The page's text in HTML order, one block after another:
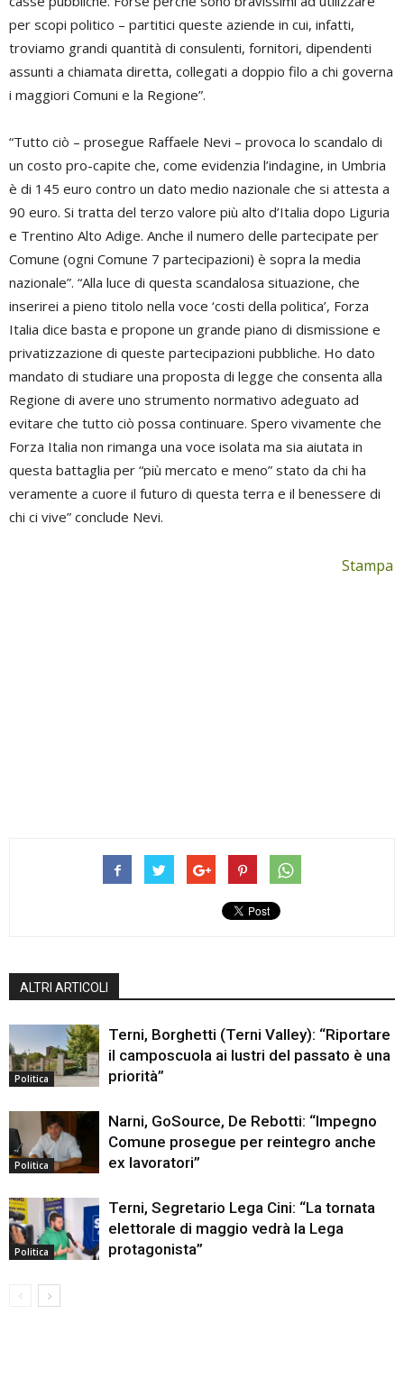
per scopi politico – partitici queste aziende in cui, infatti,
troviamo grandi quantità di consulenti, fornitori, dipendenti
assunti a chiamata diretta, collegati a doppio filo a chi governa
i maggiori Comuni e la Regione”.
“Tutto ciò – prosegue Raffaele Nevi – provoca lo scandalo di
un costo pro-capite che, come evidenzia l’indagine, in Umbria
è di 145 euro contro un dato medio nazionale che si attesta a
90 euro. Si tratta del terzo valore più alto d’Italia dopo Liguria
e Trentino Alto Adige. Anche il numero delle partecipate per
Comune (ogni Comune 7 partecipazioni) è sopra la media
nazionale”. “Alla luce di questa scandalosa situazione, che
inserirei a pieno titolo nella voce ‘costi della politica’, Forza
Italia dice basta e propone un grande piano di dismissione e
privatizzazione di queste partecipazioni pubbliche. Ho dato
mandato di studiare una proposta di legge che consenta alla
Regione di avere uno strumento normativo adeguato ad
evitare che tutto ciò possa continuare. Spero vivamente che
Forza Italia non rimanga una voce isolata ma sia aiutata in
questa battaglia per “più mercato e meno” stato da chi ha
veramente a cuore il futuro di questa terra e il benessere di
chi ci vive” conclude Nevi.
Stampa
ALTRI ARTICOLI
Politica
Terni, Borghetti (Terni Valley): “Riportare
il camposcuola ai lustri del passato è una
priorità”
Politica
Narni, GoSource, De Rebotti: “Impegno
Comune prosegue per reintegro anche
ex lavoratori”
Politica
Terni, Segretario Lega Cini: “La tornata
elettorale di maggio vedrà la Lega
protagonista”